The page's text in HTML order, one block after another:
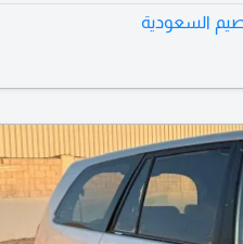
السوم 17500 والبيع قريب. رجاء خاص، لا يتصل
السعودية